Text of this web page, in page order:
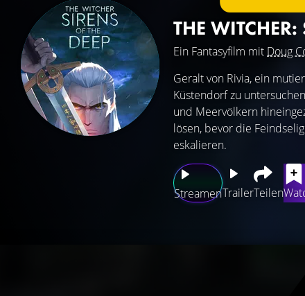
THE WITCHER:
Ein Fantasyfilm mit Doug
StreamenTrailerTeilen
Geralt von Rivia, ein
Küstendorf zu
und Meervölkern
lösen, bevor die
eskalieren.